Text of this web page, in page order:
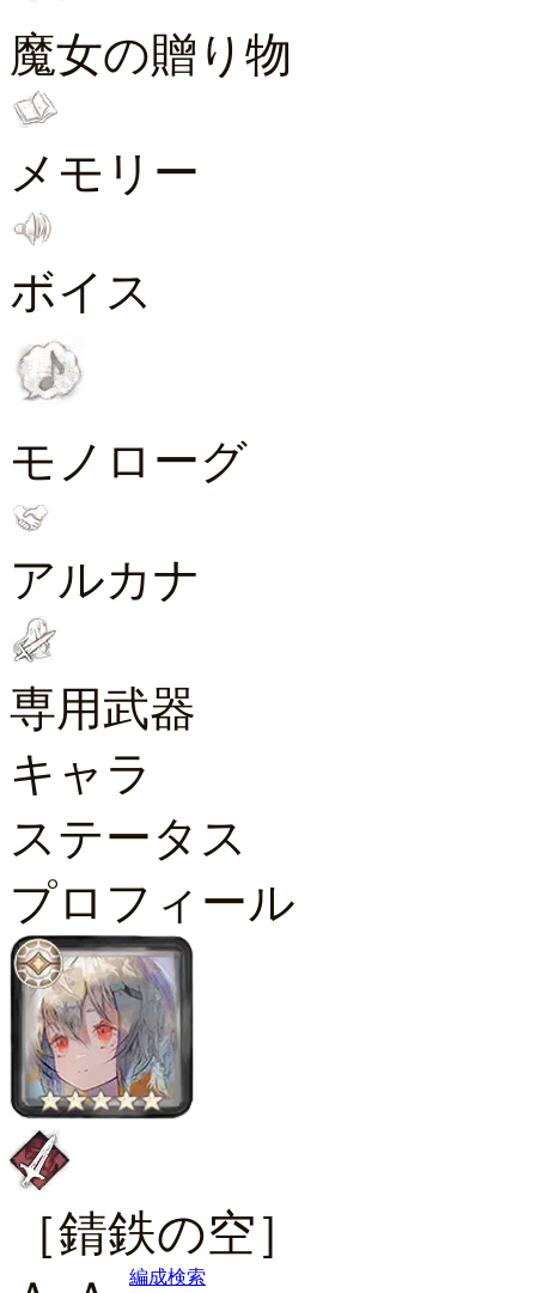
魔女の贈り物
メモリー
ボイス
モノローグ
アルカナ
専用武器
キャラ
ステータス
プロフィール
［錆鉄の空］
編成検索